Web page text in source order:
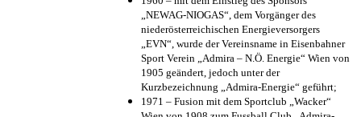
„NEWAG-NIOGAS“, dem Vorgänger des
niederösterreichischen Energieversorgers
„EVN“, wurde der Vereinsname in Eisenbahner
Sport Verein „Admira – N.Ö. Energie“ Wien von
1905 geändert, jedoch unter der
Kurzbezeichnung „Admira-Energie“ geführt;
1971 – Fusion mit dem Sportclub „Wacker“